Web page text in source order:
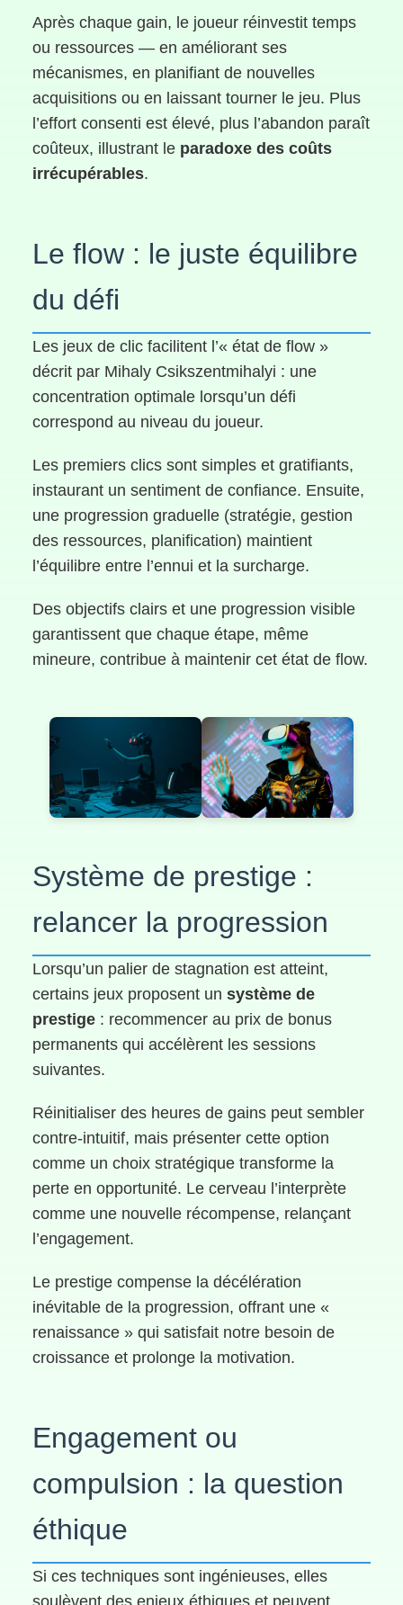
Après chaque gain, le joueur réinvestit temps
ou ressources — en améliorant ses
mécanismes, en planifiant de nouvelles
acquisitions ou en laissant tourner le jeu. Plus
l’effort consenti est élevé, plus l’abandon paraît
coûteux, illustrant le paradoxe des coûts
irrécupérables.
Le flow : le juste équilibre
du défi
Les jeux de clic facilitent l’« état de flow »
décrit par Mihaly Csikszentmihalyi : une
concentration optimale lorsqu’un défi
correspond au niveau du joueur.
Les premiers clics sont simples et gratifiants,
instaurant un sentiment de confiance. Ensuite,
une progression graduelle (stratégie, gestion
des ressources, planification) maintient
l’équilibre entre l’ennui et la surcharge.
Des objectifs clairs et une progression visible
garantissent que chaque étape, même
mineure, contribue à maintenir cet état de flow.
Système de prestige :
relancer la progression
Lorsqu’un palier de stagnation est atteint,
certains jeux proposent un système de
prestige : recommencer au prix de bonus
permanents qui accélèrent les sessions
suivantes.
Réinitialiser des heures de gains peut sembler
contre-intuitif, mais présenter cette option
comme un choix stratégique transforme la
perte en opportunité. Le cerveau l’interprète
comme une nouvelle récompense, relançant
l’engagement.
Le prestige compense la décélération
inévitable de la progression, offrant une «
renaissance » qui satisfait notre besoin de
croissance et prolonge la motivation.
Engagement ou
compulsion : la question
éthique
Si ces techniques sont ingénieuses, elles